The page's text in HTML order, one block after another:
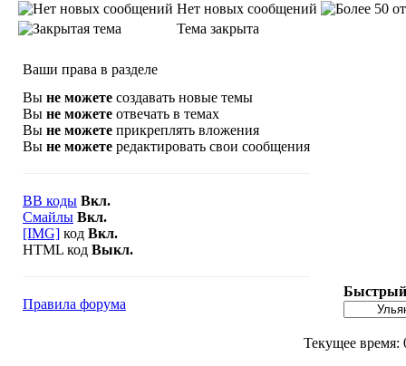
Нет новых сообщений
Тема закрыта
Ваши права в разделе
Вы не можете создавать новые темы
Вы не можете отвечать в темах
Вы не можете прикреплять вложения
Вы не можете редактировать свои сообщения
BB коды Вкл.
Смайлы Вкл.
[IMG] код Вкл.
HTML код Выкл.
Правила форума
Быстрый
Текущее время: